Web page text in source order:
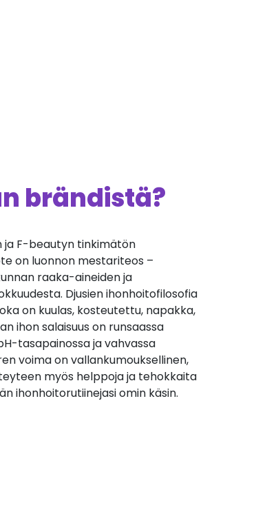
brändistä?
ja F-beautyn tinkimätön
on luonnon mestariteos –
raaka-aineiden ja
Djusien ihonhoitofilosofia
on kuulas, kosteutettu, napakka,
ihon salaisuus on runsaassa
tasapainossa ja vahvassa
voima on vallankumouksellinen,
myös helppoja ja tehokkaita
ihonhoitorutiinejasi omin käsin.